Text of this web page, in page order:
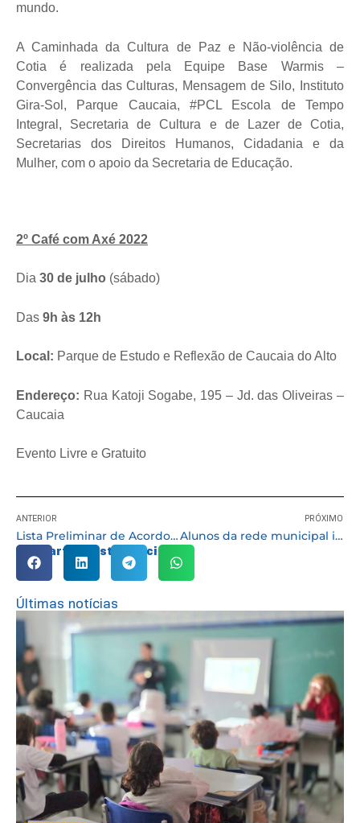
mundo.
A Caminhada da Cultura de Paz e Não-violência de
Cotia é realizada pela Equipe Base Warmis –
Convergência das Culturas, Mensagem de Silo, Instituto
Gira-Sol, Parque Caucaia, #PCL Escola de Tempo
Integral, Secretaria de Cultura e de Lazer de Cotia,
Secretarias dos Direitos Humanos, Cidadania e da
Mulher, com o apoio da Secretaria de Educação.
2º Café com Axé 2022
Dia 30 de julho (sábado)
Das 9h às 12h
Local: Parque de Estudo e Reflexão de Caucaia do Alto
Endereço: Rua Katoji Sogabe, 195 – Jd. das Oliveiras –
Caucaia
Evento Livre e Gratuito
ANTERIOR
Lista Preliminar de Acordos em Precatórios
PRÓXIMO
Alunos da rede municipal iniciaram o 2º semestre letivo nesta terça-feira (26/07)
Compartilhe esta notícia:
Últimas notícias